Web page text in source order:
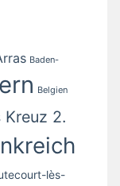
Baden-
Belgien
Kreuz 2.
lès-